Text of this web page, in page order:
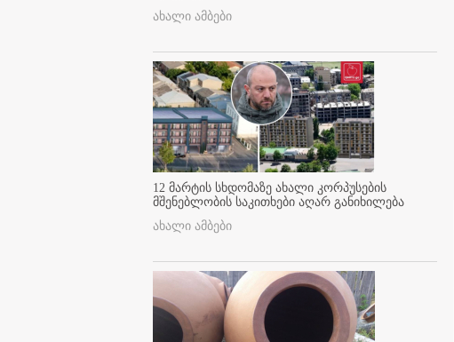
ახალი ამბები
12 მარტის სხდომაზე ახალი კორპუსების
მშენებლობის საკითხები აღარ განიხილება
ახალი ამბები